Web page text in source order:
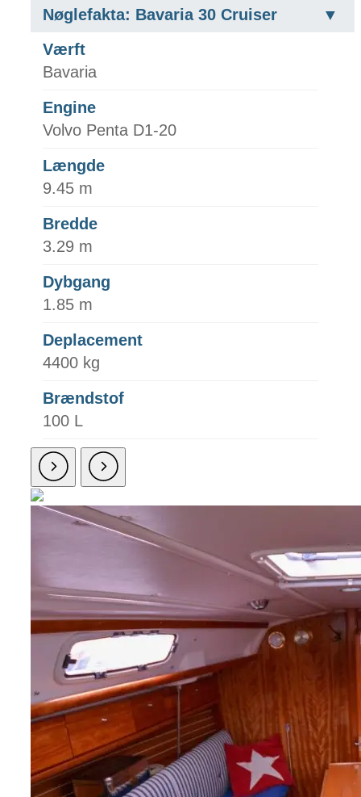
Nøglefakta: Bavaria 30 Cruiser
Værft
Bavaria
Engine
Volvo Penta D1-20
Længde
9.45 m
Bredde
3.29 m
Dybgang
1.85 m
Deplacement
4400 kg
Brændstof
100 L